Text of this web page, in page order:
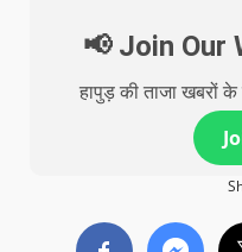
📢 Join Our
हापुड़ की ताजा खबरों